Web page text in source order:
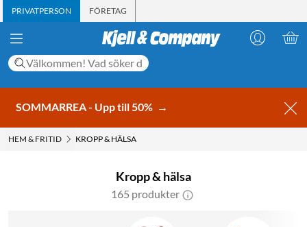
PRIVATPERSON FÖRETAG
SOMMARREA - Upp till 50% →
HEM & FRITID KROPP & HÄLSA
Kropp & hälsa
165 produkter